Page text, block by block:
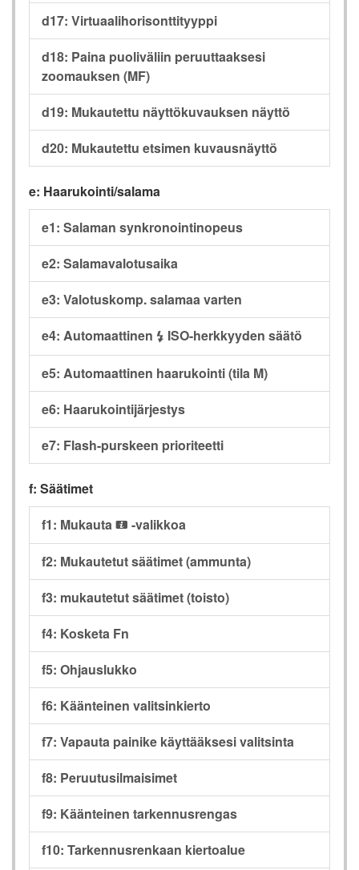
d17: Virtuaalihorisonttityyppi
d18: Paina puoliväliin peruuttaaksesi
zoomauksen (MF)
d19: Mukautettu näyttökuvauksen näyttö
d20: Mukautettu etsimen kuvausnäyttö
e: Haarukointi/salama
e1: Salaman synkronointinopeus
e2: Salamavalotusaika
e3: Valotuskomp. salamaa varten
e4: Automaattinen c ISO-herkkyyden säätö
e5: Automaattinen haarukointi (tila M)
e6: Haarukointijärjestys
e7: Flash-purskeen prioriteetti
f: Säätimet
f1: Mukauta i -valikkoa
f2: Mukautetut säätimet (ammunta)
f3: mukautetut säätimet (toisto)
f4: Kosketa Fn
f5: Ohjauslukko
f6: Käänteinen valitsinkierto
f7: Vapauta painike käyttääksesi valitsinta
f8: Peruutusilmaisimet
f9: Käänteinen tarkennusrengas
f10: Tarkennusrenkaan kiertoalue